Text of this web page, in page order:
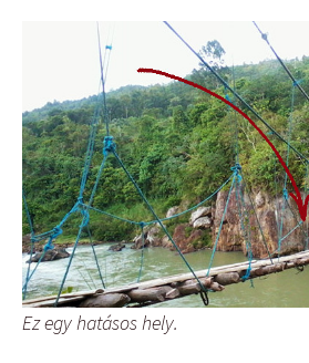
Ez egy hatásos hely.